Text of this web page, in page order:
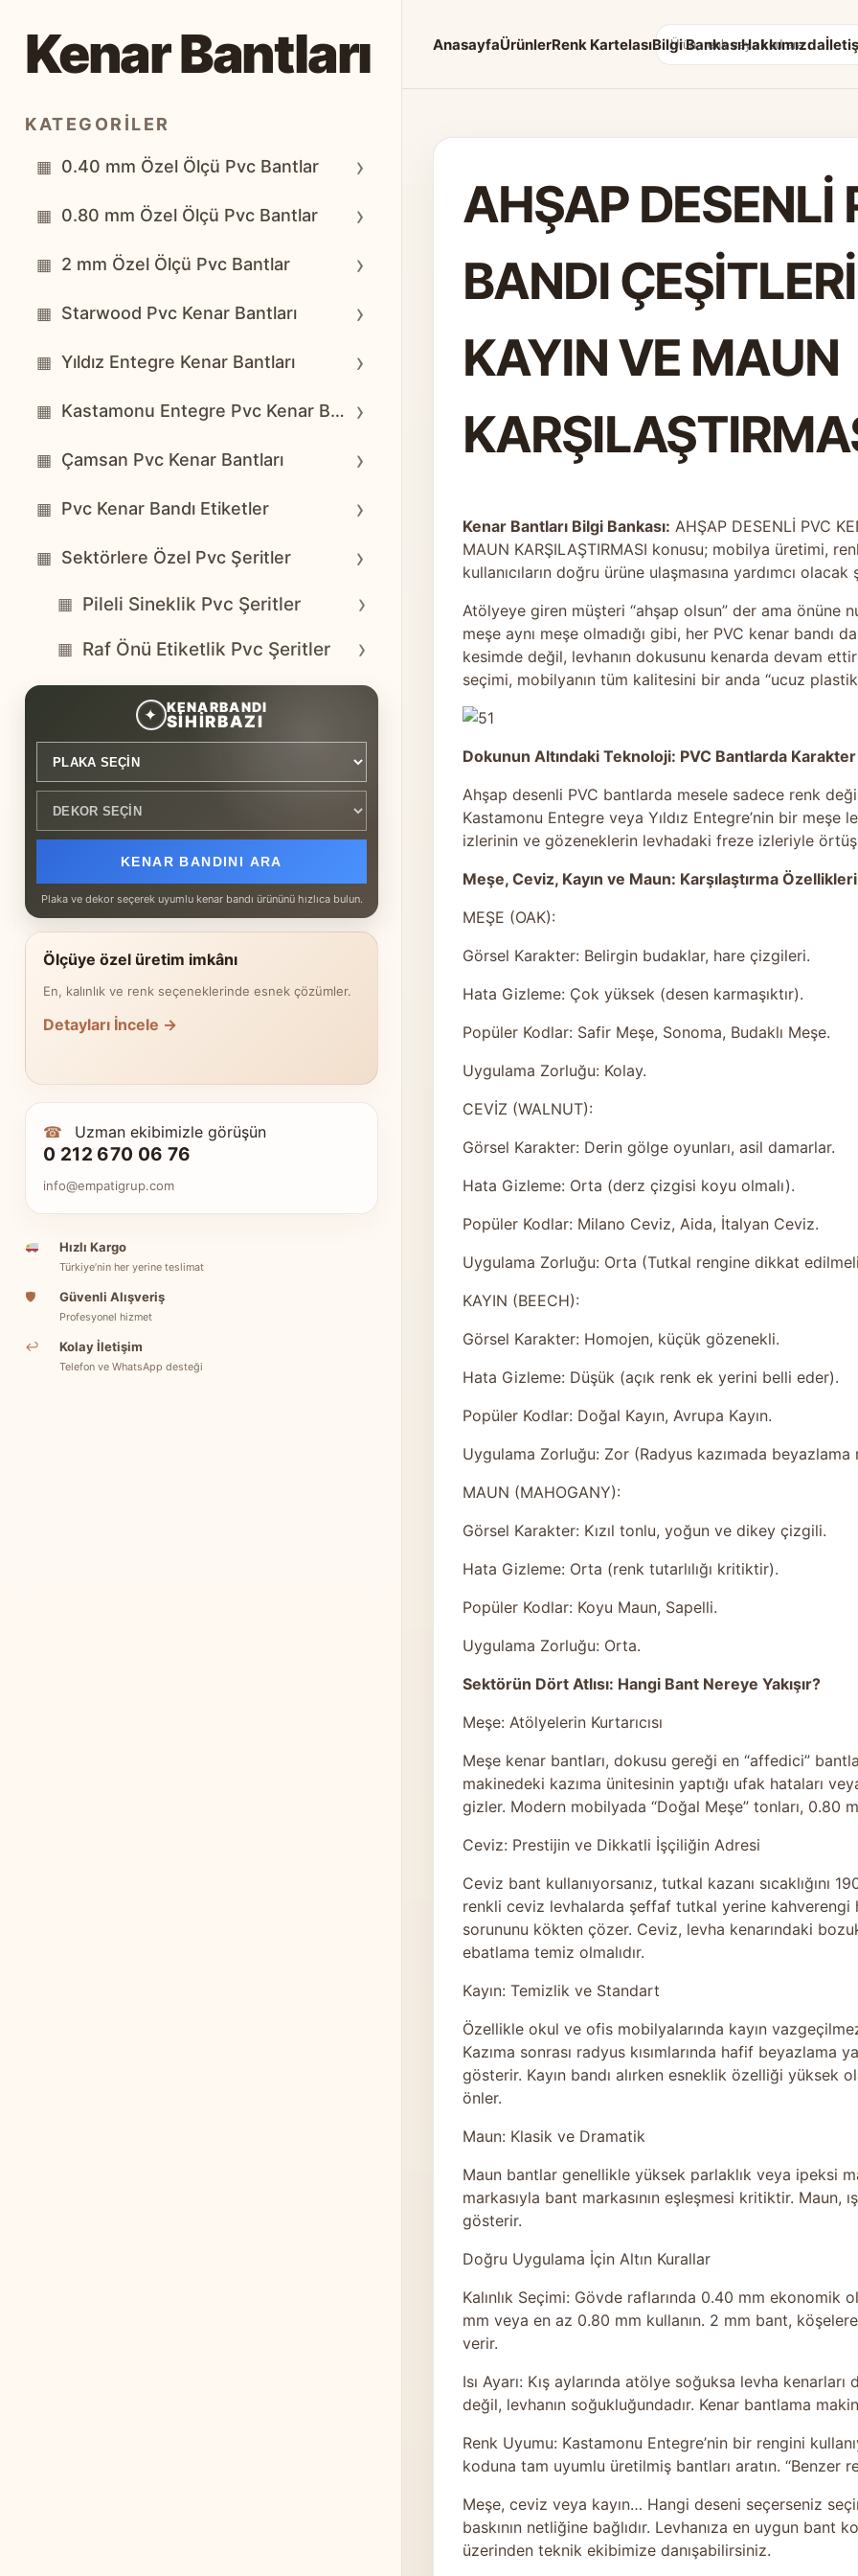
Kenar Bantları
KATEGORILER
▦ 0.40 mm Özel Ölçü Pvc Bantlar ›
▦ 0.80 mm Özel Ölçü Pvc Bantlar ›
▦ 2 mm Özel Ölçü Pvc Bantlar ›
▦ Starwood Pvc Kenar Bantları ›
▦ Yıldız Entegre Kenar Bantları ›
▦ Kastamonu Entegre Pvc Kenar Bantları ›
▦ Çamsan Pvc Kenar Bantları ›
▦ Pvc Kenar Bandı Etiketler ›
▦ Sektörlere Özel Pvc Şeritler ›
▦ Pileli Sineklik Pvc Şeritler ›
▦ Raf Önü Etiketlik Pvc Şeritler ›
✦ KENARBANDI
SİHİRBAZI
KENAR BANDINI ARA
Plaka ve dekor seçerek uyumlu kenar bandı ürününü hızlıca bulun.
Ölçüye özel üretim imkânı
En, kalınlık ve renk seçeneklerinde esnek çözümler.
Detayları İncele →
☎ Uzman ekibimizle görüşün
0 212 670 06 76
info@empatigrup.com
Hızlı Kargo
Türkiye’nin her yerine teslimat
🛡 Güvenli Alışveriş
Profesyonel hizmet
↩ Kolay İletişim
Telefon ve WhatsApp desteği
AnasayfaÜrünlerRenk KartelasıBilgi BankasıHakkımızda
Arama:
AHŞAP DESENLİ
BANDI
KAYIN VE MAUN
Kenar Bantları Bilgi Bankası: AHŞAP DESENLİ PVC
MAUN KARŞILAŞTIRMASI konusu; mobilya üretimi,
kullanıcıların doğru ürüne ulaşmasına yardımcı
Atölyeye giren müşteri “ahşap olsun” der ama önüne
meşe aynı meşe olmadığı gibi, her PVC kenar bandı
kesimde değil, levhanın dokusunu kenarda devam
seçimi, mobilyanın tüm kalitesini bir anda “ucuz
Dokunun Altındaki Teknoloji: PVC Bantlarda Karakter
Ahşap desenli PVC bantlarda mesele sadece renk
Kastamonu Entegre veya Yıldız Entegre’nin bir meşe
izlerinin ve gözeneklerin levhadaki freze izleriyle
Meşe, Ceviz, Kayın ve Maun: Karşılaştırma Özellikleri
MEŞE (OAK):
Görsel Karakter: Belirgin budaklar, hare çizgileri.
Hata Gizleme: Çok yüksek (desen karmaşıktır).
Popüler Kodlar: Safir Meşe, Sonoma, Budaklı Meşe.
Uygulama Zorluğu: Kolay.
CEVİZ (WALNUT):
Görsel Karakter: Derin gölge oyunları, asil damarlar.
Hata Gizleme: Orta (derz çizgisi koyu olmalı).
Popüler Kodlar: Milano Ceviz, Aida, İtalyan Ceviz.
Uygulama Zorluğu: Orta (Tutkal rengine dikkat
KAYIN (BEECH):
Görsel Karakter: Homojen, küçük gözenekli.
Hata Gizleme: Düşük (açık renk ek yerini belli eder).
Popüler Kodlar: Doğal Kayın, Avrupa Kayın.
Uygulama Zorluğu: Zor (Radyus kazımada beyazlama
MAUN (MAHOGANY):
Görsel Karakter: Kızıl tonlu, yoğun ve dikey çizgili.
Hata Gizleme: Orta (renk tutarlılığı kritiktir).
Popüler Kodlar: Koyu Maun, Sapelli.
Uygulama Zorluğu: Orta.
Sektörün Dört Atlısı: Hangi Bant Nereye Yakışır?
Meşe: Atölyelerin Kurtarıcısı
Meşe kenar bantları, dokusu gereği en “affedici”
makinedeki kazıma ünitesinin yaptığı ufak hataları
gizler. Modern mobilyada “Doğal Meşe” tonları, 0.80
Ceviz: Prestijin ve Dikkatli İşçiliğin Adresi
Ceviz bant kullanıyorsanız, tutkal kazanı sıcaklığını
renkli ceviz levhalarda şeffaf tutkal yerine kahverengi
sorununu kökten çözer. Ceviz, levha kenarındaki
ebatlama temiz olmalıdır.
Kayın: Temizlik ve Standart
Özellikle okul ve ofis mobilyalarında kayın
Kazıma sonrası radyus kısımlarında hafif
gösterir. Kayın bandı alırken esneklik özelliği yüksek
önler.
Maun: Klasik ve Dramatik
Maun bantlar genellikle yüksek parlaklık veya ipeksi
markasıyla bant markasının eşleşmesi kritiktir. Maun,
gösterir.
Doğru Uygulama İçin Altın Kurallar
Kalınlık Seçimi: Gövde raflarında 0.40 mm
mm veya en az 0.80 mm kullanın. 2 mm bant,
verir.
Isı Ayarı: Kış aylarında atölye soğuksa levha
değil, levhanın soğukluğundadır. Kenar bantlama
Renk Uyumu: Kastamonu Entegre’nin bir rengini
koduna tam uyumlu üretilmiş bantları aratın. “Benzer
Meşe, ceviz veya kayın… Hangi deseni seçerseniz
baskının netliğine bağlıdır. Levhanıza en uygun
üzerinden teknik ekibimize danışabilirsiniz.